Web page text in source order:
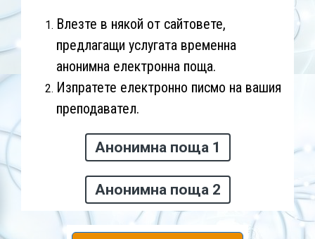
Влезте в някой от сайтовете,
предлагащи услугата временна
анонимна електронна поща.
Изпратете електронно писмо на вашия
преподавател.
Анонимна поща 1
Анонимна поща 2